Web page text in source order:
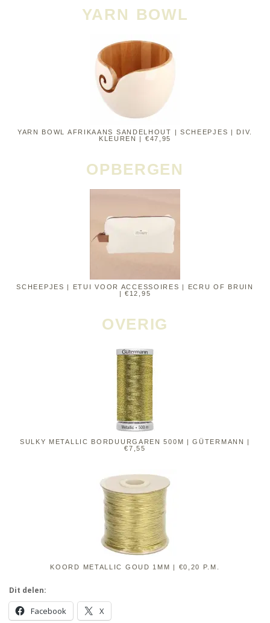
YARN BOWL
YARN BOWL AFRIKAANS SANDELHOUT | SCHEEPJES | DIV.
KLEUREN | €47,95
OPBERGEN
SCHEEPJES | ETUI VOOR ACCESSOIRES | ECRU OF BRUIN
| €12,95
OVERIG
SULKY METALLIC BORDUURGAREN 500M | GÜTERMANN |
€7,55
KOORD METALLIC GOUD 1MM | €0,20 P.M.
Dit delen:
Facebook X